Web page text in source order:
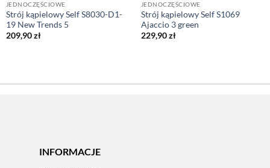
JEDNOCZĘŚCIOWE
Strój kąpielowy Self S8030-D1-
19 New Trends 5
209,90zł
JEDNOCZĘŚCIOWE
Strój kąpielowy Self S1069
Ajaccio 3 green
229,90zł
INFORMACJE